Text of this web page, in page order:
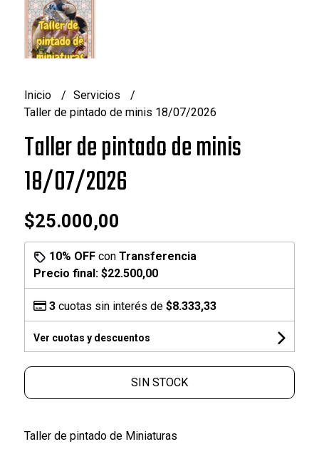
Inicio
Servicios
Taller de pintado de minis 18/07/2026
Taller de pintado de minis
18/07/2026
$25.000,00
10% OFFcon Transferencia
Precio final: $22.500,00
3cuotas sin interés de $8.333,33
Ver cuotas y descuentos
SIN STOCK
Taller de pintado de Miniaturas